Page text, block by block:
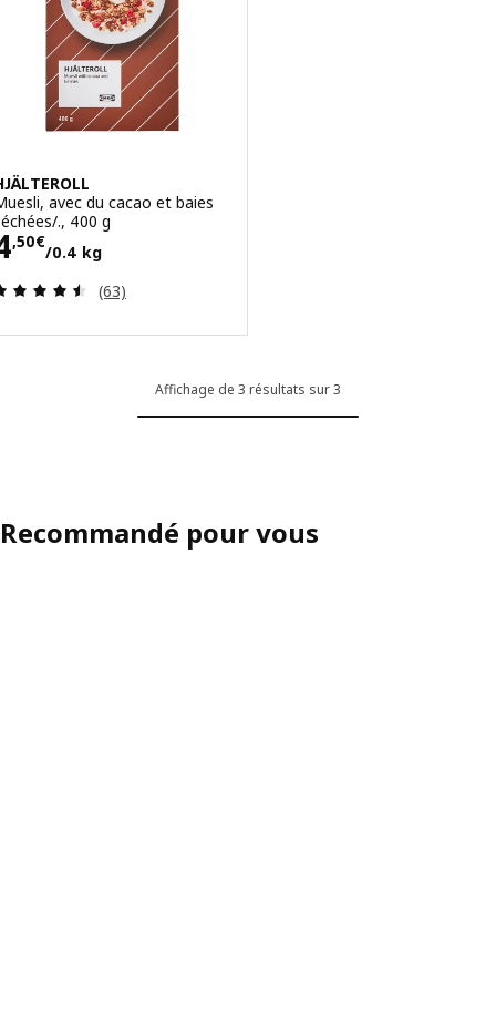
avec du cacao et baies
., 400 g
,50€
/0.4 kg
4,50€/0.4 kg
Révision: 4.5 hors de 5 étoiles. Nombre total de
(63)
Affichage de 3 résultats sur 3
Recommandé pour vous